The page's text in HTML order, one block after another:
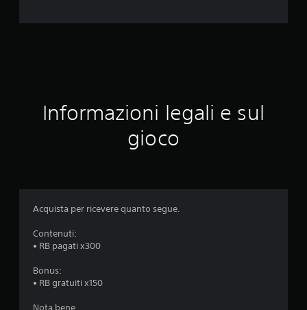
v
u
z
Informazioni legali e sul
gioco
Acquista per ricevere quanto segue.
Contenuti:
• RB pagati x300
Bonus:
• RB gratuiti x150
Nota bene